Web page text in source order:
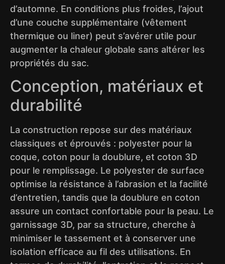
d’automne. En conditions plus froides, l’ajout
d’une couche supplémentaire (vêtement
thermique ou liner) peut s’avérer utile pour
augmenter la chaleur globale sans altérer les
propriétés du sac.
Conception, matériaux et
durabilité
La construction repose sur des matériaux
classiques et éprouvés : polyester pour la
coque, coton pour la doublure, et coton 3D
pour le remplissage. Le polyester de surface
optimise la résistance à l’abrasion et la facilité
d’entretien, tandis que la doublure en coton
assure un contact confortable pour la peau. Le
garnissage 3D, par sa structure, cherche à
minimiser le tassement et à conserver une
isolation efficace au fil des utilisations. En